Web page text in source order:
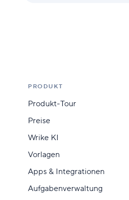
PRODUKT
Produkt-Tour
Preise
Wrike KI
Vorlagen
Apps & Integrationen
Aufgabenverwaltung